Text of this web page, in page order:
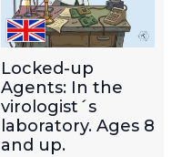
Locked-up
Agents: In the
virologist´s
laboratory. Ages 8
and up.